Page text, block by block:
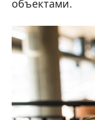
объектами.